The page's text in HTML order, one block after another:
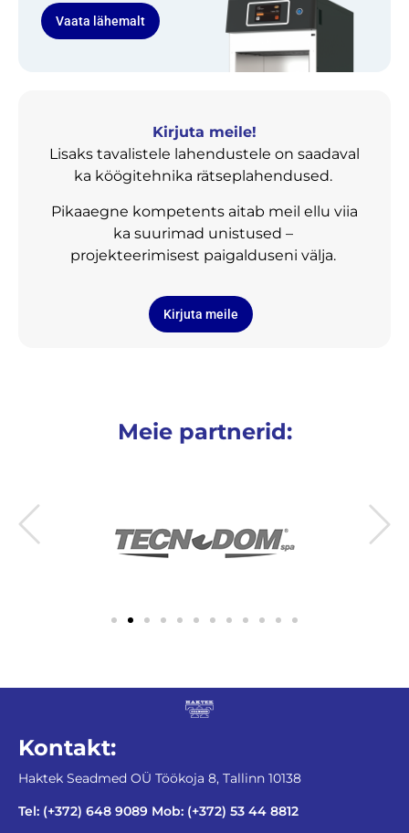
Vaata lähemalt
Kirjuta meile!
Lisaks tavalistele lahendustele on saadaval
ka köögitehnika rätseplahendused.
Pikaaegne kompetents aitab meil ellu viia
ka suurimad unistused –
projekteerimisest paigalduseni välja.
Kirjuta meile
Meie partnerid:
Kontakt:
Haktek Seadmed OÜ Töökoja 8, Tallinn 10138
Tel: (+372) 648 9089 Mob: (+372) 53 44 8812